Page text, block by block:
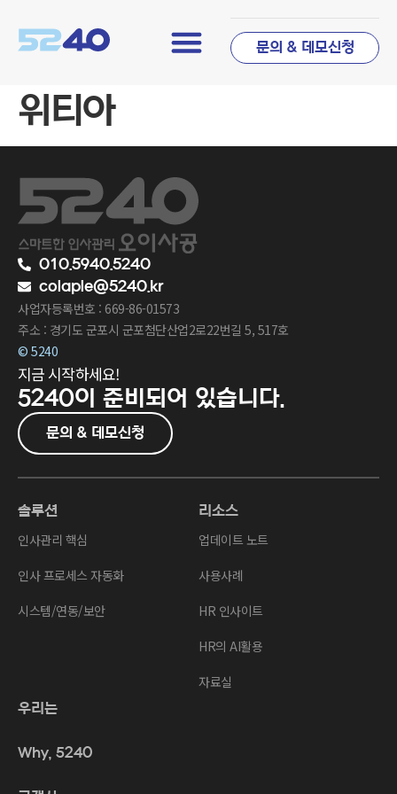
문의 & 데모신청
위티아
010.5940.5240
colaple@5240.kr
사업자등록번호 : 669-86-01573
주소 : 경기도 군포시 군포첨단산업2로22번길 5, 517호
© 5240
지금 시작하세요!
5240이 준비되어 있습니다.
문의 & 데모신청
솔루션
인사관리 핵심
인사 프로세스 자동화
시스템/연동/보안
리소스
업데이트 노트
사용사례
HR 인사이트
HR의 AI활용
자료실
우리는
Why, 5240